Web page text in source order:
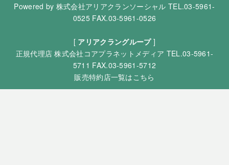
Powered by 株式会社アリアクランソーシャル TEL.03-5961-
0525 FAX.03-5961-0526
[ アリアクラングループ]
正規代理店株式会社コアプラネットメディア TEL.03-5961-
5711 FAX.03-5961-5712
販売特約店一覧はこちら